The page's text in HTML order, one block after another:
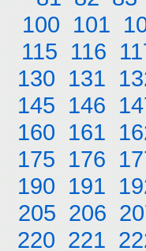
100 101
115 116
130 131
145 146
160 161
175 176
190 191
205 206
220 221